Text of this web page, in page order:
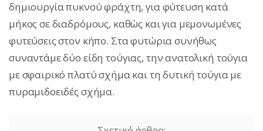
δημιουργία πυκνού φράχτη, για φύτευση κατά
μήκος σε διαδρόμους, καθώς και για μεμονωμένες
φυτεύσεις στον κήπο. Στα φυτώρια συνήθως
συναντάμε δύο είδη τούγιας, την ανατολική τούγια
με σφαιρικό πλατύ σχήμα και τη δυτική τούγια με
πυραμιδοειδές σχήμα.